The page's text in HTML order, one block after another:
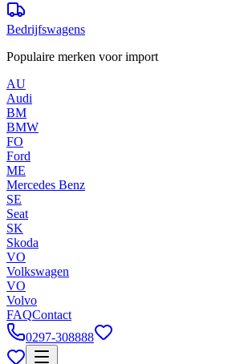
Bedrijfswagens
Populaire merken voor import
AU
Audi
BM
BMW
FO
Ford
ME
Mercedes Benz
SE
Seat
SK
Skoda
VO
Volkswagen
VO
Volvo
FAQContact
0297-308888